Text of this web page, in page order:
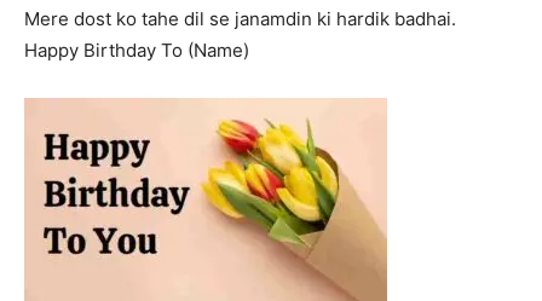
Mere dost ko tahe dil se janamdin ki hardik badhai.
Happy Birthday To (Name)